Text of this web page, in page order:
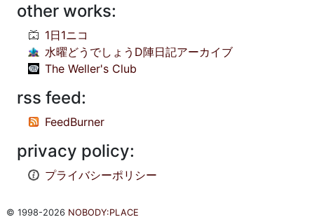
other works:
1日1ニコ
水曜どうでしょうD陣日記アーカイブ
The Weller's Club
rss feed:
FeedBurner
privacy policy:
プライバシーポリシー
© 1998-2026 NOBODY:PLACE